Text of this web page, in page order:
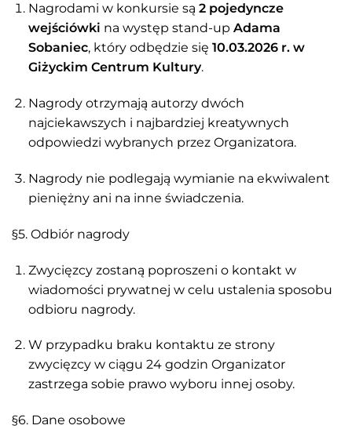
Nagrodami w konkursie są 2 pojedyncze
wejściówki na występ stand-up Adama
Sobaniec, który odbędzie się 10.03.2026 r. w
Giżyckim Centrum Kultury.
Nagrody otrzymają autorzy dwóch
najciekawszych i najbardziej kreatywnych
odpowiedzi wybranych przez Organizatora.
Nagrody nie podlegają wymianie na ekwiwalent
pieniężny ani na inne świadczenia.
§5. Odbiór nagrody
Zwycięzcy zostaną poproszeni o kontakt w
wiadomości prywatnej w celu ustalenia sposobu
odbioru nagrody.
W przypadku braku kontaktu ze strony
zwycięzcy w ciągu 24 godzin Organizator
zastrzega sobie prawo wyboru innej osoby.
§6. Dane osobowe